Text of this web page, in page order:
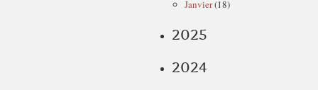
Janvier(18)
2025
2024